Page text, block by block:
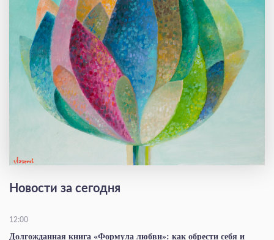
Новости за сегодня
12:00
Долгожданная книга «Формула любви»: как обрести себя и